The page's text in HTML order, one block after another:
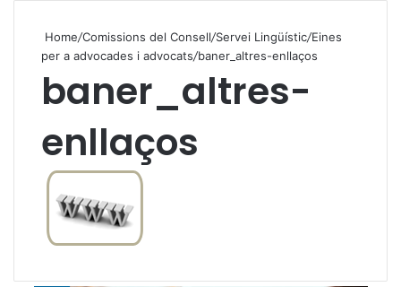
Home/Comissions del Consell/Servei Lingüístic/Eines
per a advocades i advocats/baner_altres-enllaços
baner_altres-
enllaços